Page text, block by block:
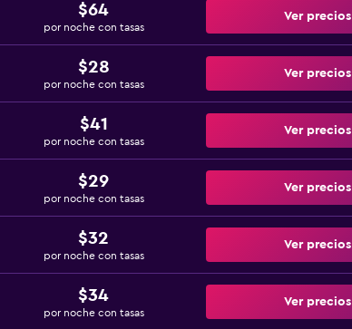
$64
por noche con tasas
Ver precios
$28
por noche con tasas
Ver precios
$41
por noche con tasas
Ver precios
$29
por noche con tasas
Ver precios
$32
por noche con tasas
Ver precios
$34
por noche con tasas
Ver precios